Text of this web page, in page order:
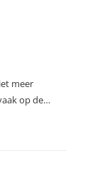
meer
op de…